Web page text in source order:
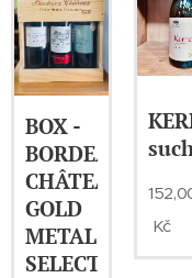
BOX -
BORDEAUX
CHÂTEAUX,
GOLD
METAL
SELECTION
Kč